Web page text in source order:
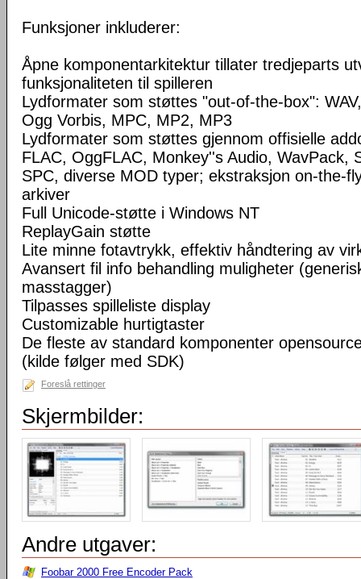
Funksjoner inkluderer:
Åpne komponentarkitektur tillater tredjeparts
funksjonaliteten til spilleren
Lydformater som støttes "out-of-the-box":
Ogg Vorbis, MPC, MP2, MP3
Lydformater som støttes gjennom offisielle
FLAC, OggFLAC, Monkey''s Audio, WavPack,
SPC, diverse MOD typer; ekstraksjon on-the-
arkiver
Full Unicode-støtte i Windows NT
ReplayGain støtte
Lite minne fotavtrykk, effektiv håndtering av
Avansert fil info behandling muligheter
masstagger)
Tilpasses spilleliste display
Customizable hurtigtaster
De fleste av standard komponenter
(kilde følger med SDK)
Foreslå rettinger
Skjermbilder:
Andre utgaver:
Foobar 2000 Free Encoder Pack